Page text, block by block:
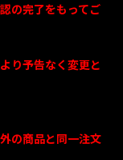
の完了をもってご
り予告なく変更と
の商品と同一注文